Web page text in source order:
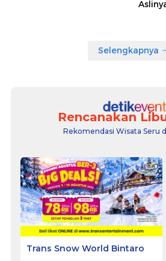
Selengkapnya
Rencanakan
Rekomendasi Wisata Seru
Trans Snow World Bintaro